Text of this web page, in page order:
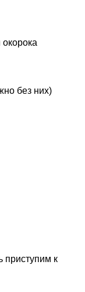
без них)
приступим к